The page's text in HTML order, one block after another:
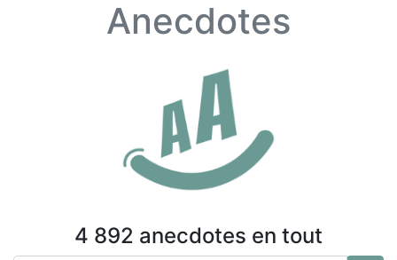
Anecdotes
4 892 anecdotes en tout